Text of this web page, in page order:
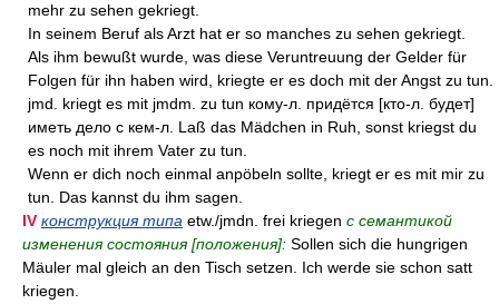
mehr zu sehen gekriegt.
In seinem Beruf als Arzt hat er so manches zu sehen gekriegt.
Als ihm bewußt wurde, was diese Veruntreuung der Gelder für
Folgen für ihn haben wird, kriegte er es doch mit der Angst zu tun.
jmd. kriegt es mit jmdm. zu tun кому-л. придётся [кто-л. будет]
иметь дело с кем-л. Laß das Mädchen in Ruh, sonst kriegst du
es noch mit ihrem Vater zu tun.
Wenn er dich noch einmal anpöbeln sollte, kriegt er es mit mir zu
tun. Das kannst du ihm sagen.
IV конструкция типа etw./jmdn. frei kriegen с семантикой
изменения состояния [положения]: Sollen sich die hungrigen
Mäuler mal gleich an den Tisch setzen. Ich werde sie schon satt
kriegen.